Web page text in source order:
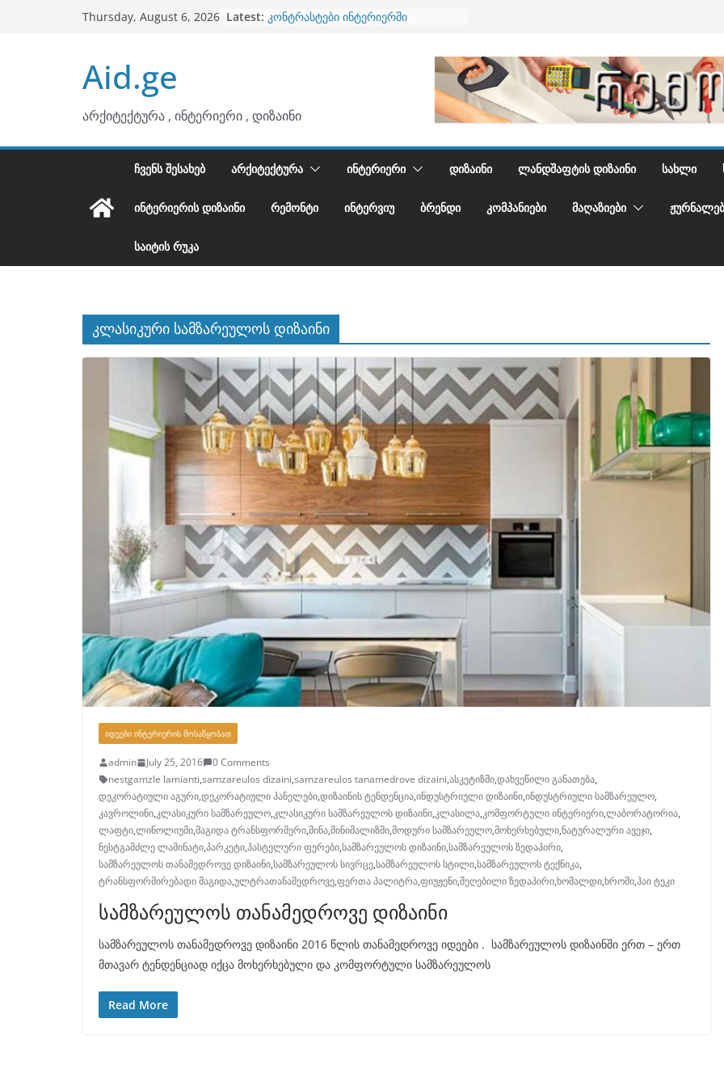
Thursday, August 6, 2026 Latest: კონტრასტები ინტერიერში
Aid.ge
არქიტექტურა , ინტერიერი , დიზაინი
ᲩᲕᲔᲜᲡ ᲨᲔᲡᲐᲮᲔᲑ ᲐᲠᲥᲘᲢᲔᲥᲢᲣᲠᲐ ᲘᲜᲢᲔᲠᲘᲔᲠᲘ ᲓᲘᲖᲐᲘᲜᲘ ᲚᲐᲜᲓᲨᲐᲤᲢᲘᲡ ᲓᲘᲖᲐᲘᲜᲘ ᲡᲐᲮᲚᲘ
ᲘᲜᲢᲔᲠᲘᲔᲠᲘᲡ ᲓᲘᲖᲐᲘᲜᲘ ᲠᲔᲛᲝᲜᲢᲘ ᲘᲜᲢᲔᲠᲕᲘᲣ ᲑᲠᲔᲜᲓᲘ ᲙᲝᲛᲞᲐᲜᲘᲔᲑᲘ ᲛᲐᲦᲐᲖᲘᲔᲑᲘ
ᲡᲐᲘᲢᲘᲡ ᲠᲣᲙᲐ
კლასიკური სამზარეულოს დიზაინი
ᲘᲓᲔᲔᲑᲘ ᲘᲜᲢᲔᲠᲘᲔᲠᲘᲡ ᲛᲝᲡᲐᲬᲧᲝᲑᲐᲗ
admin July 25, 2016
0 Comments
nestgamzle lamianti,samzareulos dizaini,samzareulos tanamedrove dizaini,ასკეტიზმი,დახვეწილი განათება,
დეკორატიული აგური,დეკორატიული პანელები,დიზაინის ტენდენცია,ინდუსტრიული დიზაინი,ინდუსტრიული სამზარეულო,
კავროლინი,კლასიკური სამზარეულო,კლასიკური სამზარეულოს დიზაინი,კლასილა,კომფორტული ინტერიერი,ლაბორატორია,
ლაფტი,ლინოლიუმი,მაგიდა ტრანსფორმერი,მინა,მინიმალიზმი,მოდური სამზარეულო,მოხერხებული,ნატურალური ავეჯი,
ნესტგამძლე ლამინატი,პარკეტი,პასტელური ფერები,სამზარეულოს დიზაინი,სამზარეულოს ზედაპირი,
სამზარეულოს თანამედროვე დიზაინი,სამზარეულოს სივრცე,სამზარეულოს სტილი,სამზარეულოს ტექნიკა,
ტრანსფორმირებადი მაგიდა,ულტრათანამედროვე,ფერთა პალიტრა,ფიუჟენი,შეღებილი ზედაპირი,ხომალდი,ხრომი,ჰაი ტეკი
სამზარეულოს თანამედროვე დიზაინი
სამზარეულოს თანამედროვე დიზაინი 2016 წლის თანამედროვე იდეები . სამზარეულოს დიზაინში ერთ – ერთ
მთავარ ტენდენციად იქცა მოხერხებული და კომფორტული სამზარეულოს
Read More